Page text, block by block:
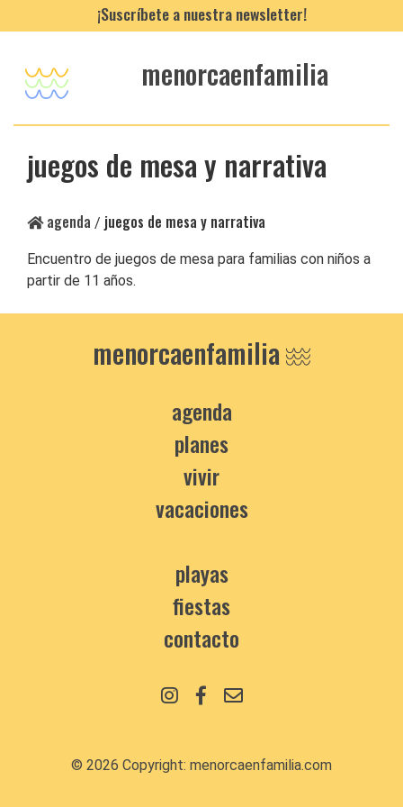
¡Suscríbete a nuestra newsletter!
menorcaenfamilia
juegos de mesa y narrativa
agenda / juegos de mesa y narrativa
Encuentro de juegos de mesa para familias con niños a
partir de 11 años.
menorcaenfamilia
agenda
planes
vivir
vacaciones
playas
fiestas
contacto
© 2026 Copyright: menorcaenfamilia.com